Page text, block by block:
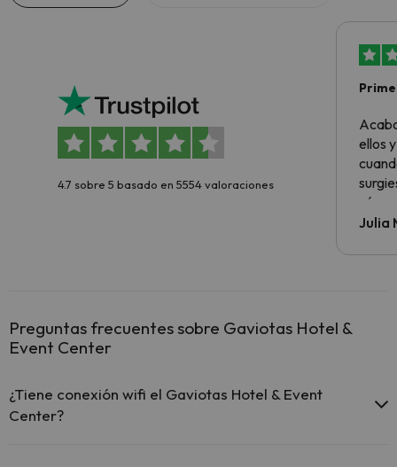
4.7 sobre 5 basado en 5554 valoraciones
ellos
todo
Julia
Preguntas frecuentes sobre Gaviotas Hotel &
Event Center
¿Tiene conexión wifi el Gaviotas Hotel & Event
Center?